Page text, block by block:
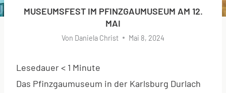
MUSEUMSFEST IM PFINZGAUMUSEUM AM 12.
MAI
Von Daniela Christ Mai 8, 2024
Lesedauer< 1 Minute
Das Pfinzgaumuseum in der Karlsburg Durlach